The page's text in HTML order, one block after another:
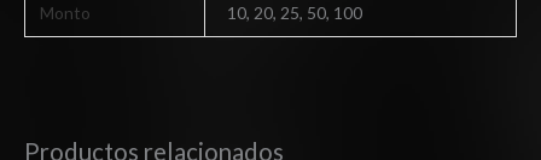
Monto 10, 20, 25, 50, 100
Productos relacionados